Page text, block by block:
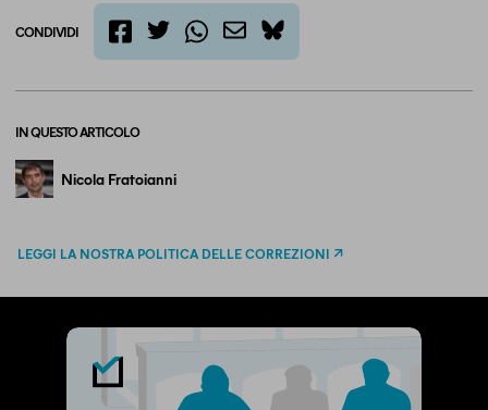
CONDIVIDI
bluesky
IN QUESTO ARTICOLO
Nicola Fratoianni
LEGGI LA NOSTRA POLITICA DELLE CORREZIONI